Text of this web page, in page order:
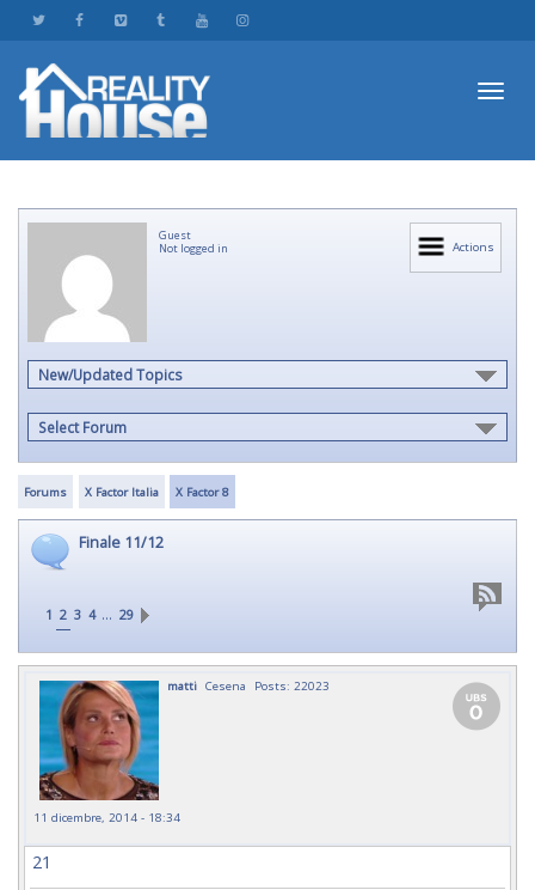
Actions
Guest
Not logged in
New/Updated Topics
Select Forum
Forums X Factor Italia X Factor 8
Finale 11/12
1 2 3 4 … 29
matti Cesena Posts: 22023
11 dicembre, 2014 - 18:34
21